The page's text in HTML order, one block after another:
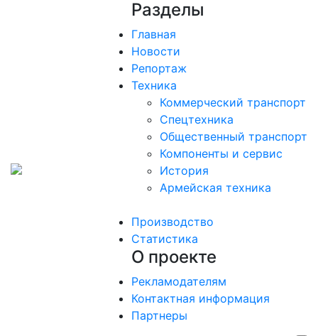
Разделы
Главная
Новости
Репортаж
Техника
Коммерческий транспорт
Спецтехника
Общественный транспорт
Компоненты и сервис
История
Армейская техника
Производство
Статистика
О проекте
Рекламодателям
Контактная информация
Партнеры